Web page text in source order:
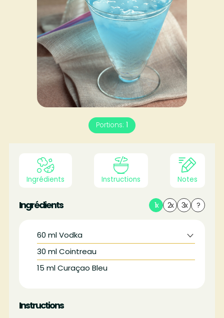
Portions: 1
Ingrédients Instructions Notes
Ingrédients 1x 2x 3x ?
60 mlVodka
30 mlCointreau
15 mlCuraçao Bleu
Instructions